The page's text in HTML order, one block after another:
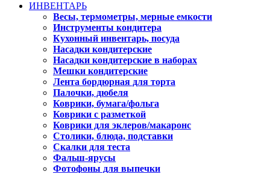
ИНВЕНТАРЬ
Весы, термометры, мерные емкости
Инструменты кондитера
Кухонный инвентарь, посуда
Насадки кондитерские
Насадки кондитерские в наборах
Мешки кондитерские
Лента бордюрная для торта
Палочки, дюбеля
Коврики, бумага/фольга
Коврики с разметкой
Коврики для эклеров/макаронс
Столики, блюда, подставки
Скалки для теста
Фальш-ярусы
Фотофоны для выпечки